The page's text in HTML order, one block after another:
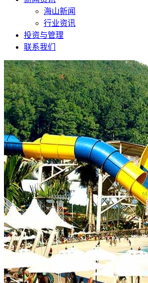
海山新闻
行业资讯
投资与管理
联系我们